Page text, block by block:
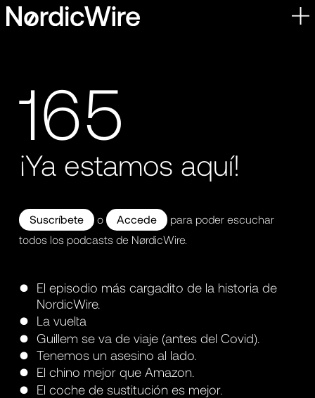
Skip
to
165
¡Ya estamos aquí!
Suscríbete o Accede
para poder escuchar
todos los podcasts de NørdicWire.
El episodio más cargadito de la historia de
NordicWire.
La vuelta
Guillem se va de viaje (antes del Covid).
Tenemos un asesino al lado.
El chino mejor que Amazon.
El coche de sustitución es mejor.